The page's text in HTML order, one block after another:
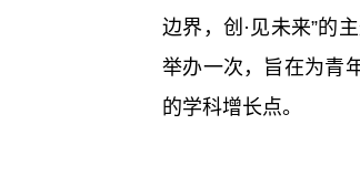
边界，创·见未来”的
举办一次，旨在为青
的学科增长点。